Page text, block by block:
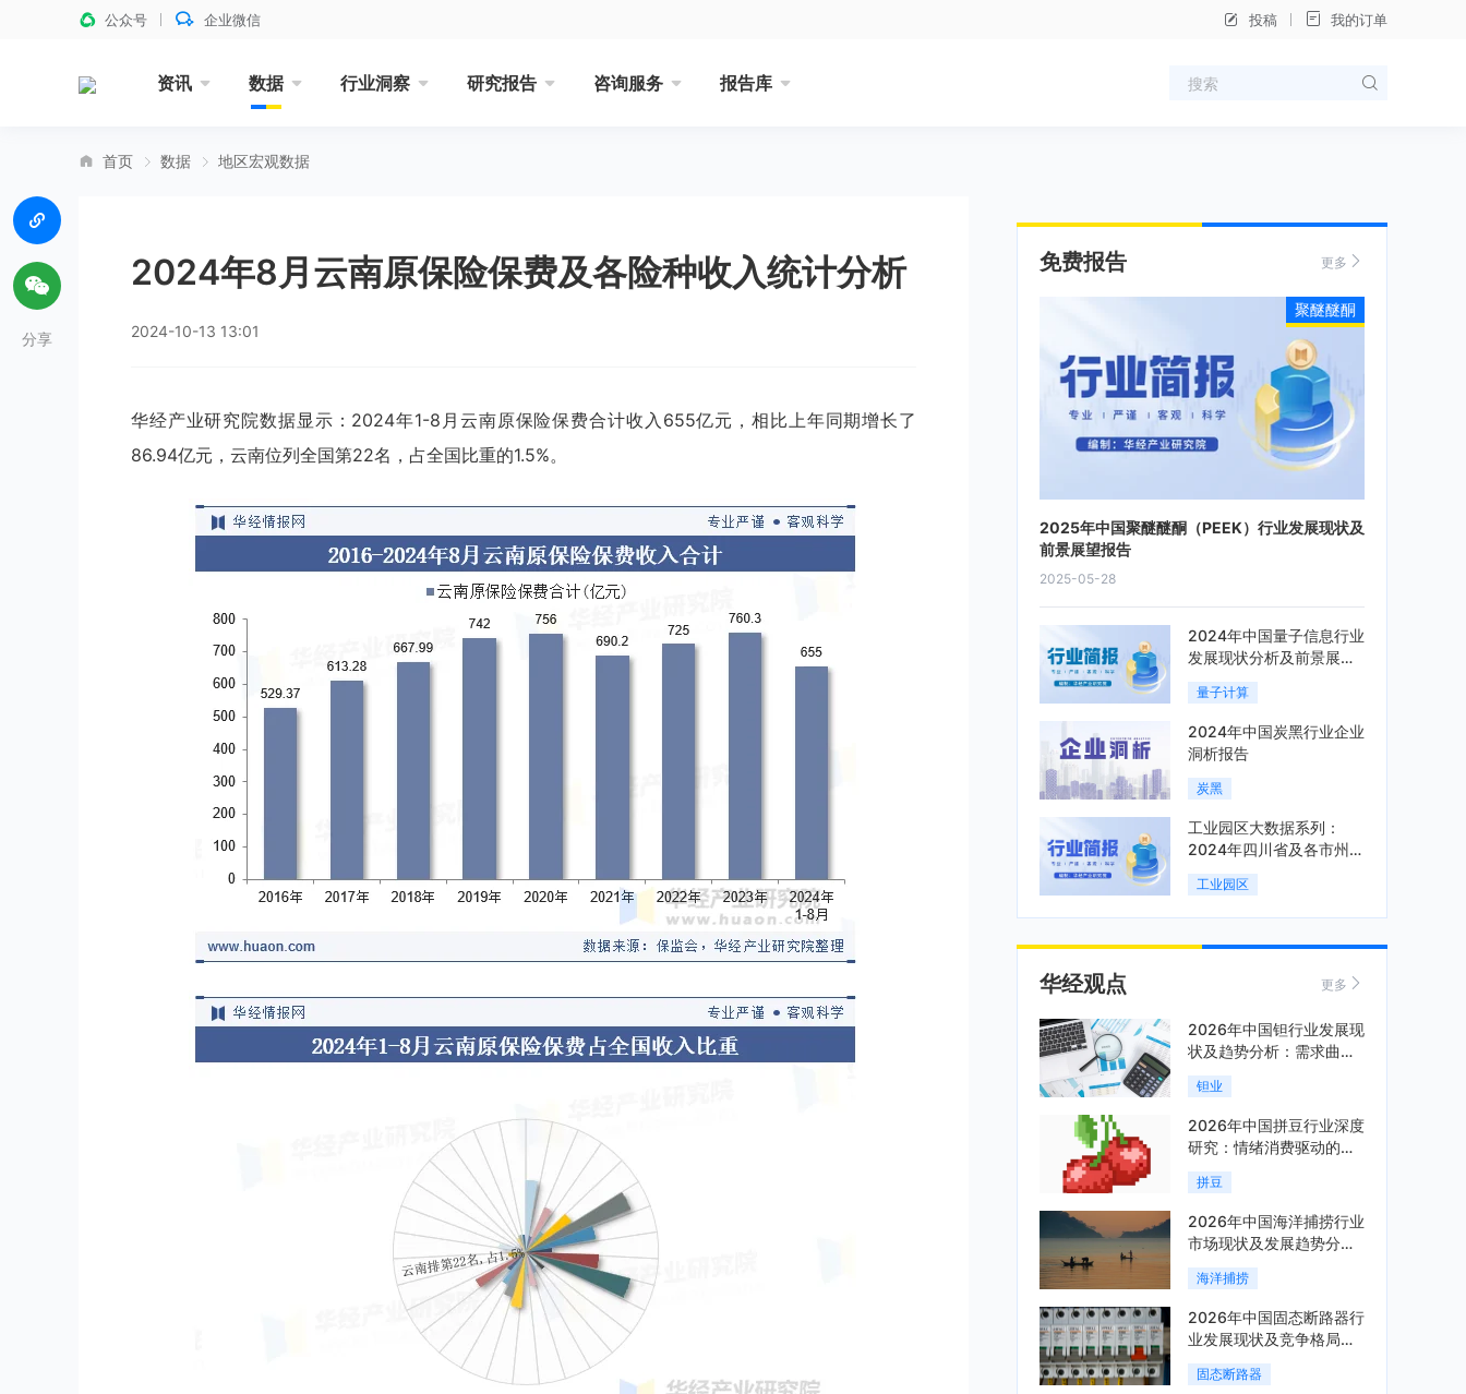
公众号 企业微信 投稿 我的订单
资讯 数据 行业洞察 研究报告 咨询服务 报告库
首页 数据 地区宏观数据
2024年8月云南原保险保费及各险种收入统计分析
2024-10-13 13:01
华经产业研究院数据显示：2024年1-8月云南原保险保费合计收入655亿元，相比上年同期增长了
86.94亿元，云南位列全国第22名，占全国比重的1.5%。
分享
免费报告 更多
2025年中国聚醚醚酮（PEEK）行业发展现状及
前景展望报告
2025-05-28
聚醚醚酮
2024年中国量子信息行业
发展现状分析及前景展望
报告
量子计算
2024年中国炭黑行业企业
洞析报告
炭黑
工业园区大数据系列：
2024年四川省及各市州工
业园区全景洞析报告
工业园区
华经观点 更多
2026年中国钽行业发展现
状及趋势分析：需求曲线
陡峭与供给曲线平缓的博
弈加剧「图」
钽业
2026年中国拼豆行业深度
研究：情绪消费驱动的新
兴手工赛道「图」
拼豆
2026年中国海洋捕捞行业
市场现状及发展趋势分
析：科技赋能与智能化转
型加速「图」
海洋捕捞
2026年中国固态断路器行
业发展现状及竞争格局分
析：国际巨头领跑技术，
国内企业加速追赶「图」
固态断路器